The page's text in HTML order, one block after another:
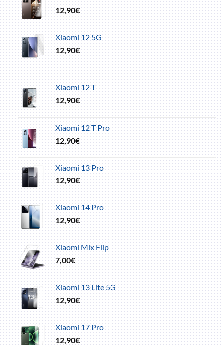
12,90€
Xiaomi 12 5G
12,90€
Xiaomi 12 T
12,90€
Xiaomi 12 T Pro
12,90€
Xiaomi 13 Pro
12,90€
Xiaomi 14 Pro
12,90€
Xiaomi Mix Flip
7,00€
Xiaomi 13 Lite 5G
12,90€
Xiaomi 17 Pro
12,90€